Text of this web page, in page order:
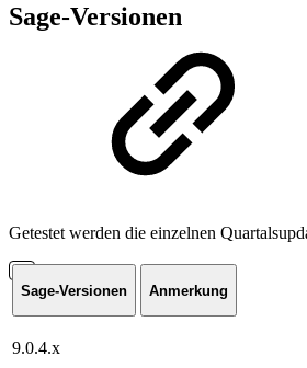
Sage-Versionen
Getestet werden die einzelnen
Sage-Versionen Anmerkung
9.0.4.x